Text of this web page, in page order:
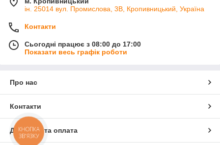
ін. 25014 вул. Промислова, 3В, Кропивницький, Україна
Контакти
Сьогодні працює з 08:00 до 17:00
Показати весь графік роботи
Про нас
Контакти
Доставка та оплата
КНОПКА
ЗВ'ЯЗКУ